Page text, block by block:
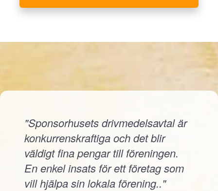
"Sponsorhusets drivmedelsavtal är
konkurrenskraftiga och det blir
väldigt fina pengar till föreningen.
En enkel insats för ett företag som
vill hjälpa sin lokala förening.."